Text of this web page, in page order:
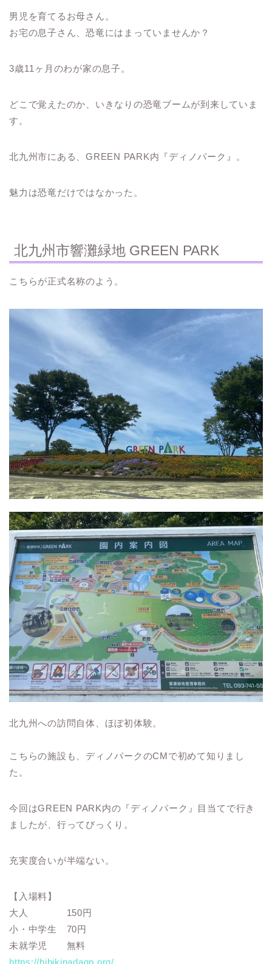
男児を育てるお母さん。
お宅の息子さん、恐竜にはまっていませんか？
3歳11ヶ月のわが家の息子。
どこで覚えたのか、いきなりの恐竜ブームが到来していま
す。
北九州市にある、GREEN PARK内『ディノパーク』。
魅力は恐竜だけではなかった。
北九州市響灘緑地 GREEN PARK
こちらが正式名称のよう。
北九州への訪問自体、ほぼ初体験。
こちらの施設も、ディノパークのCMで初めて知りまし
た。
今回はGREEN PARK内の『ディノパーク』目当てで行き
ましたが、行ってびっくり。
充実度合いが半端ない。
【入場料】
大人 150円
小・中学生 70円
未就学児 無料
https://hibikinadagp.org/